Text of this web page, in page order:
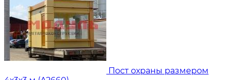
Пост охраны размером